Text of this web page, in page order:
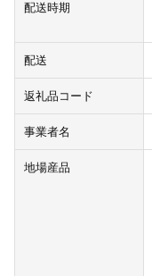
配送時期
配送
返礼品コード
事業者名
地場産品